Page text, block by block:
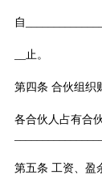
自
__止。
第四条 合伙组织
各合伙人占有合
第五条 工资、盈